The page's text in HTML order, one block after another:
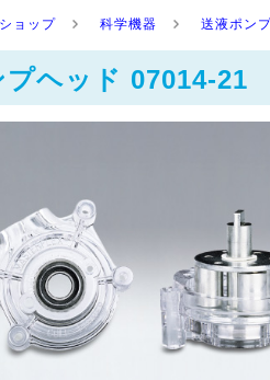
ョップ 科学機器 送液ポン
プヘッド 07014-21